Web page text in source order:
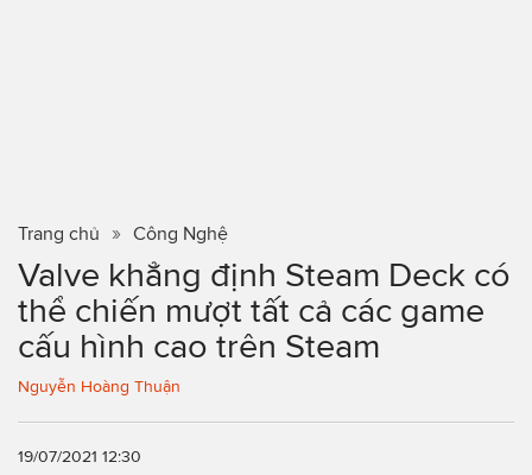
Trang chủ Công Nghệ
Valve khẳng định Steam Deck có
thể chiến mượt tất cả các game
cấu hình cao trên Steam
Nguyễn Hoàng Thuận
19/07/2021 12:30